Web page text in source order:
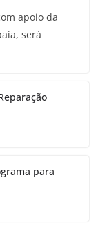
apoio da
será
para